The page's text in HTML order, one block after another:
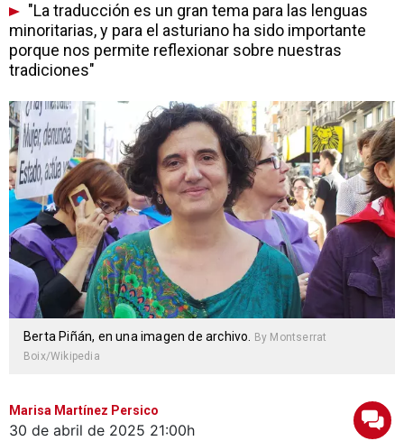
"La traducción es un gran tema para las lenguas
minoritarias, y para el asturiano ha sido importante
porque nos permite reflexionar sobre nuestras
tradiciones"
Berta Piñán, en una imagen de archivo.
By Montserrat
Boix/Wikipedia
Marisa Martínez Persico
30 de abril de 2025 21:00h